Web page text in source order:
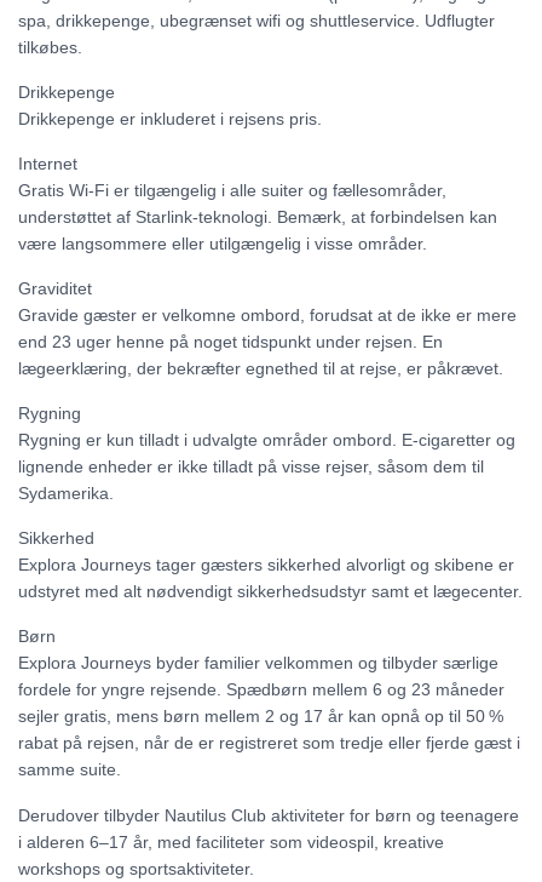
spa, drikkepenge, ubegrænset wifi og shuttleservice. Udflugter
tilkøbes.
Drikkepenge
Drikkepenge er inkluderet i rejsens pris.
Internet
Gratis Wi-Fi er tilgængelig i alle suiter og fællesområder,
understøttet af Starlink-teknologi. Bemærk, at forbindelsen kan
være langsommere eller utilgængelig i visse områder.
Graviditet
Gravide gæster er velkomne ombord, forudsat at de ikke er mere
end 23 uger henne på noget tidspunkt under rejsen. En
lægeerklæring, der bekræfter egnethed til at rejse, er påkrævet.
Rygning
Rygning er kun tilladt i udvalgte områder ombord. E-cigaretter og
lignende enheder er ikke tilladt på visse rejser, såsom dem til
Sydamerika.
Sikkerhed
Explora Journeys tager gæsters sikkerhed alvorligt og skibene er
udstyret med alt nødvendigt sikkerhedsudstyr samt et lægecenter.
Børn
Explora Journeys byder familier velkommen og tilbyder særlige
fordele for yngre rejsende. Spædbørn mellem 6 og 23 måneder
sejler gratis, mens børn mellem 2 og 17 år kan opnå op til 50 %
rabat på rejsen, når de er registreret som tredje eller fjerde gæst i
samme suite.
Derudover tilbyder Nautilus Club aktiviteter for børn og teenagere
i alderen 6–17 år, med faciliteter som videospil, kreative
workshops og sportsaktiviteter.